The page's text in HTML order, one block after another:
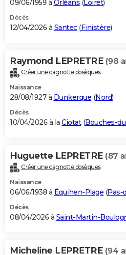
09/06/1959 à Orléans (Loiret)
Décès
12/04/2026 à Santec(Finistère)
Raymond LEPRETRE (98
Créer une cagnotte obsèques
Naissance
28/08/1927 à Dunkerque (Nord)
Décès
10/04/2026 à la Ciotat(Bouches-
Huguette LEPRETRE (87
Créer une cagnotte obsèques
Naissance
06/06/1938 à Équihen-Plage (Pas-
Décès
08/04/2026 à Saint-Martin-
Micheline LEPRETRE (94